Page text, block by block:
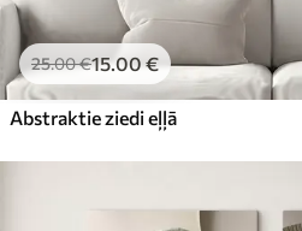
25.00€15.00€
Abstraktie ziedi eļļā